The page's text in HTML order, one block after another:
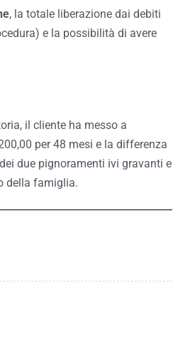
, la totale liberazione dai debiti
e la possibilità di avere
il cliente ha messo a
per 48 mesi e la differenza
due pignoramenti ivi gravanti e
della famiglia.